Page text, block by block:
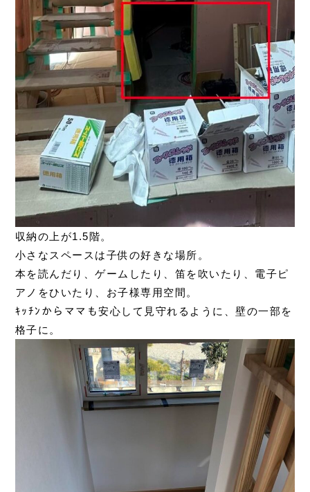
収納の上が1.5階。
小さなスペースは子供の好きな場所。
本を読んだり、ゲームしたり、笛を吹いたり、電子ピ
アノをひいたり、お子様専用空間。
ｷｯﾁﾝからママも安心して見守れるように、壁の一部を
格子に。